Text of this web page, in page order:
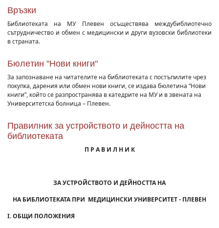
Връзки
Библиотеката на МУ Плевен осъществява междубиблиотечно
сътрудничество и обмен с медицински и други вузовски библиотеки
в страната.
Бюлeтин "Нови книги"
За запознаване на читателите на библиотеката с постъпилите чрез
покупка, дарения или обмен нови книги, се издава бюлетина “Нови
книги”, който се разпространява в катедрите на МУ и в звената на
Университетска болница – Плевен.
Правилник за устройството и дейността на
библиотеката
П Р А В И Л Н И К
ЗА УСТРОЙСТВОТО И ДЕЙНОСТТА НА
НА БИБЛИОТЕКАТА ПРИ МЕДИЦИНСКИ УНИВЕРСИТЕТ - ПЛЕВЕН
I. ОБЩИ ПОЛОЖЕНИЯ